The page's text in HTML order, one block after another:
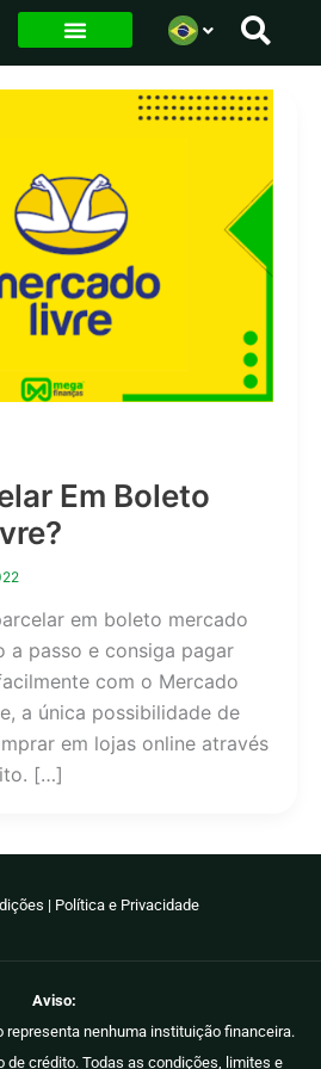
Em Boleto
em boleto mercado
a passo e consiga pagar
com o Mercado
a única possibilidade de
em lojas online através
[…]
| Política e Privacidade
Aviso:
representa nenhuma instituição financeira.
de crédito. Todas as condições, limites e